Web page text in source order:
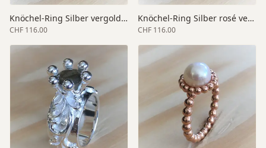
Knöchel-Ring Silber vergoldet mit Zirkonia
CHF 116.00
Knöchel-Ring Silber rosé vergoldet
CHF 116.00